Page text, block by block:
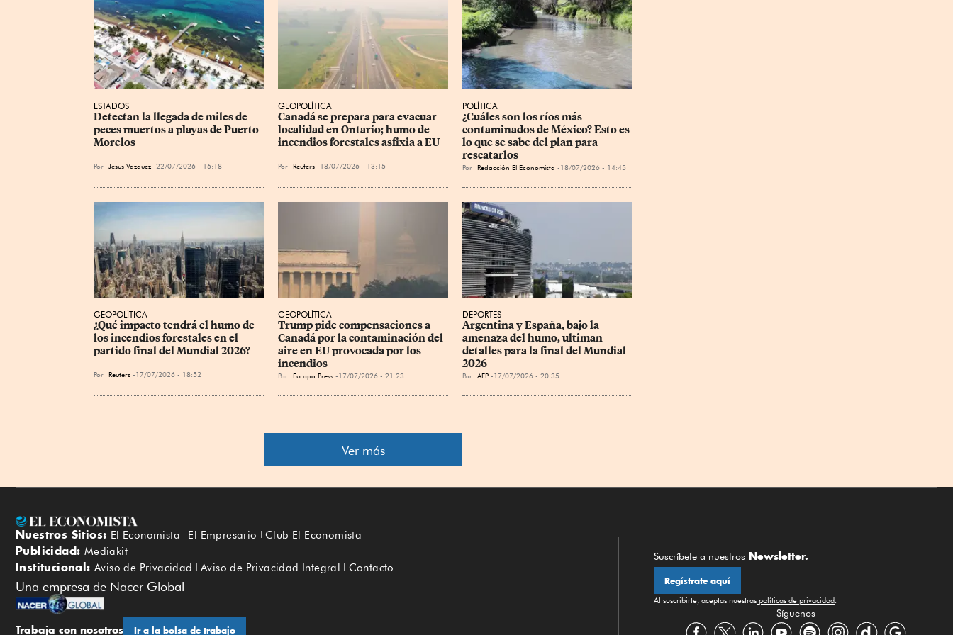
ESTADOS
Detectan la llegada de miles de
peces muertos a playas de Puerto
Morelos
Por Jesus Vazquez 22/07/2026 - 16:18
GEOPOLÍTICA
Canadá se prepara para evacuar
localidad en Ontario; humo de
incendios forestales asfixia a EU
Por Reuters 18/07/2026 - 13:15
POLÍTICA
¿Cuáles son los ríos más
contaminados de México? Esto es
lo que se sabe del plan para
rescatarlos
Por Redacción El Economista 18/07/2026 - 14:45
GEOPOLÍTICA
¿Qué impacto tendrá el humo de
los incendios forestales en el
partido final del Mundial 2026?
Por Reuters 17/07/2026 - 18:52
GEOPOLÍTICA
Trump pide compensaciones a
Canadá por la contaminación del
aire en EU provocada por los
incendios
Por Europa Press 17/07/2026 - 21:23
DEPORTES
Argentina y España, bajo la
amenaza del humo, ultiman
detalles para la final del Mundial
2026
Por AFP 17/07/2026 - 20:35
Ver más
Nuestros Sitios: El Economista El Empresario Club El Economista
Publicidad: Mediakit
Institucional: Aviso de Privacidad Aviso de Privacidad Integral Contacto
Una empresa de Nacer Global
Trabaja con nosotros Ir a la bolsa de trabajo
Suscríbete a nuestros Newsletter.
Regístrate aquí
Al suscribirte, aceptas nuestras políticas de privacidad
Síguenos